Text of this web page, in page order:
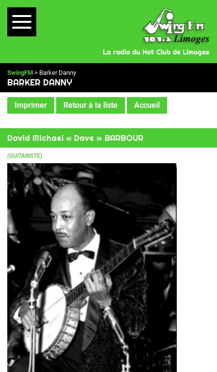
SwingFM > Barker Danny
BARKER DANNY
Imprimer Retour à la liste Accueil
David Michael « Dave » BARBOUR
(GUITARISTE)